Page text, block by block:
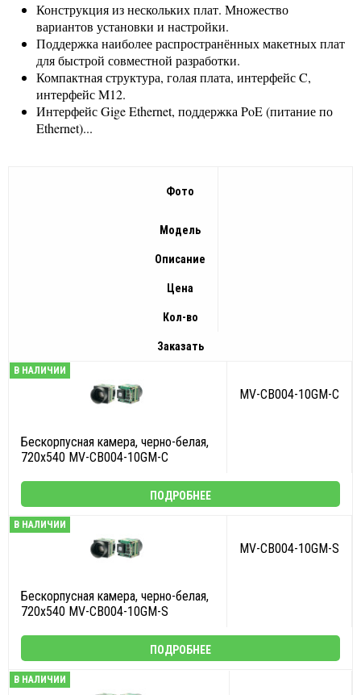
Конструкция из нескольких плат. Множество
вариантов установки и настройки.
Поддержка наиболее распространённых макетных плат
для быстрой совместной разработки.
Компактная структура, голая плата, интерфейс C,
интерфейс M12.
Интерфейс Gige Ethernet, поддержка PoE (питание по
Ethernet)...
Фото
Модель
Описание
Цена
Кол-во
Заказать
В НАЛИЧИИ
MV-CB004-10GM-C
Бескорпусная камера, черно-белая,
720x540 MV-CB004-10GM-C
ПОДРОБНЕЕ
В НАЛИЧИИ
MV-CB004-10GM-S
Бескорпусная камера, черно-белая,
720x540 MV-CB004-10GM-S
ПОДРОБНЕЕ
В НАЛИЧИИ